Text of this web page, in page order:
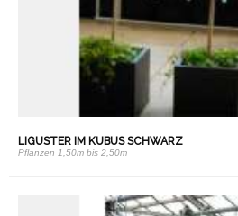
LIGUSTER IM KUBUS SCHWARZ
Pflanzen 1,50m bis 2,50m